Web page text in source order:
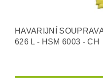
HAVARIJNÍ
626 L - HSM 6003 - CH